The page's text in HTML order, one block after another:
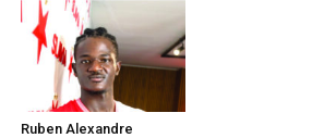
Ruben Alexandre